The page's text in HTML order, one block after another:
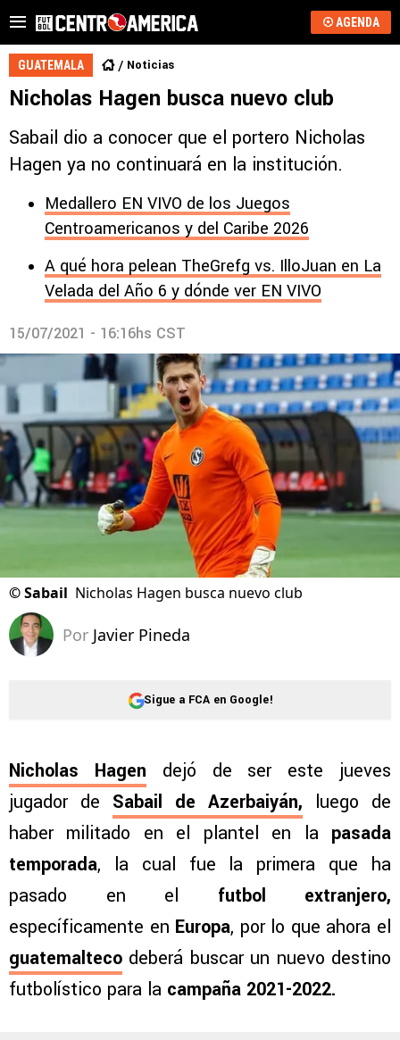
AGENDA
GUATEMALA Noticias
Nicholas Hagen busca nuevo club
Sabail dio a conocer que el portero Nicholas
Hagen ya no continuará en la institución.
Medallero EN VIVO de los Juegos
Centroamericanos y del Caribe 2026
A qué hora pelean TheGrefg vs. IlloJuan en La
Velada del Año 6 y dónde ver EN VIVO
15/07/2021 - 16:16hs CST
©Sabail Nicholas Hagen busca nuevo club
Por Javier Pineda
Sigue a FCA en Google!
Nicholas Hagen
dejó de ser este jueves
jugador de Sabail de Azerbaiyán, luego de
haber militado en el plantel en la pasada
temporada, la cual fue la primera que ha
pasado en el futbol extranjero,
específicamente en Europa, por lo que ahora el
guatemalteco deberá buscar un nuevo destino
futbolístico para la campaña 2021-2022.